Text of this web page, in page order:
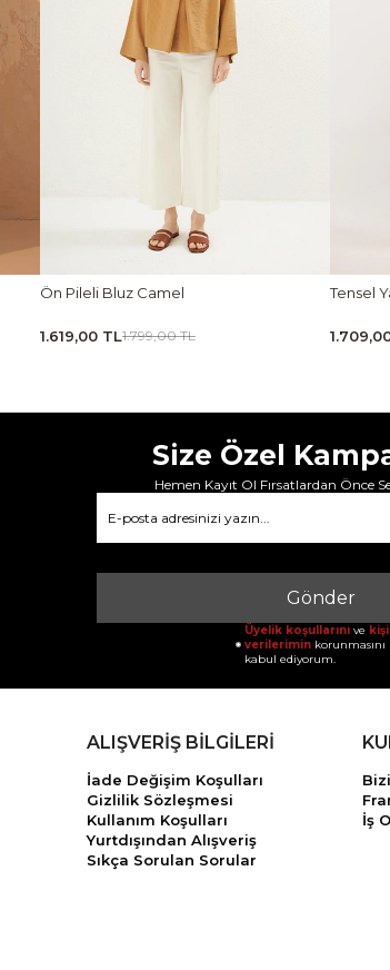
Ön Pileli Bluz Camel
1.619,00 TL1.799,00 TL
Tensel
1.709,00
Size Özel
Hemen Kayıt Ol Fırsatlardan Önce
Gönder
Üyelik koşullarını ve
verilerimin korunmasını
kabul ediyorum.
ALIŞVERİŞ BİLGİLERİ
İade Değişim Koşulları
Gizlilik Sözleşmesi
Kullanım Koşulları
Yurtdışından Alışveriş
Sıkça Sorulan Sorular
İş